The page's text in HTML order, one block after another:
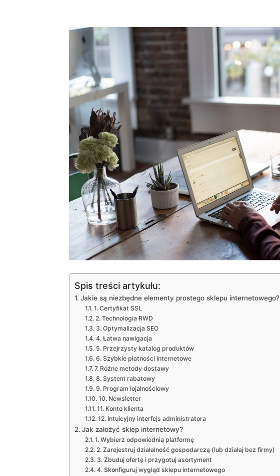
Spis treści artykułu:
Jakie są niezbędne elementy prostego sklepu internetowego?
1. Certyfikat SSL
2. Technologia RWD
3. Optymalizacja SEO
4. Łatwa nawigacja
5. Przejrzysty katalog produktów
6. Szybkie płatności internetowe
7. Różne metody dostawy
8. System rabatowy
9. Program lojalnościowy
10. Newsletter
11. Konto klienta
12. Intuicyjny interfejs administratora
Jak założyć sklep internetowy?
1. Wybierz odpowiednią platformę
2. Zarejestruj działalność gospodarczą (lub działaj bez firmy)
3. Zbuduj ofertę i przygotuj asortyment
4. Skonfiguruj wygląd sklepu internetowego